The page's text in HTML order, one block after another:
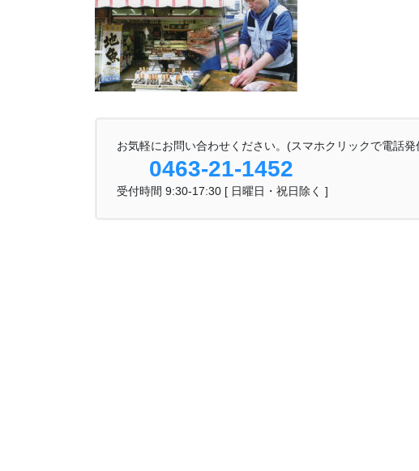
お気軽にお問い合わせください。(スマホクリックで電話発
0463-21-1452
受付時間 9:30-17:30 [ 日曜日・祝日除く ]